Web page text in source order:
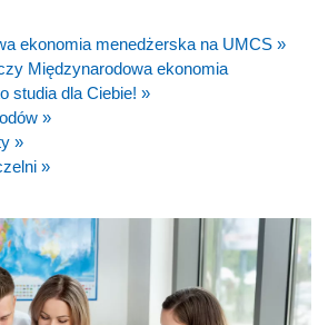
ekonomia menedżerska na UMCS »
Międzynarodowa ekonomia
studia dla Ciebie! »
»
»
»